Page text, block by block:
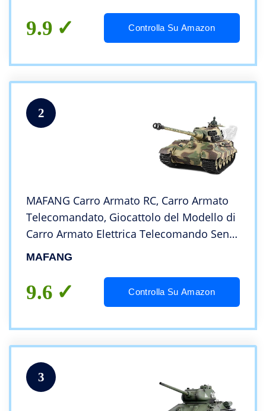
9.9 Controlla Su Amazon
2
MAFANG Carro Armato RC, Carro Armato
Telecomandato, Giocattolo del Modello di
Carro Armato Elettrica Telecomando Senza
Fili di Ricarica A 4 Canali, Adatto A Bambini
MAFANG
9.6 Controlla Su Amazon
3